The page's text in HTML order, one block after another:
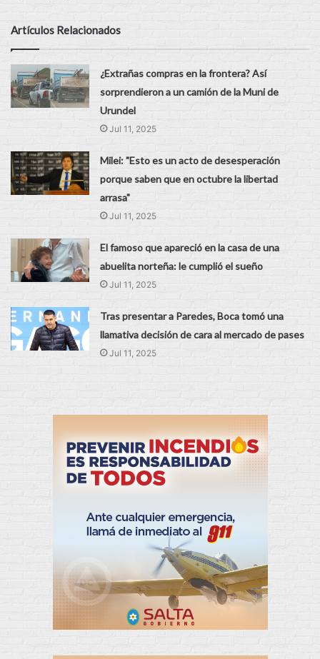
Artículos Relacionados
¿Extrañas compras en la frontera? Así
sorprendieron a un camión de la Muni de
Urundel
Jul 11, 2025
Milei: "Esto es un acto de desesperación
porque saben que en octubre la libertad
arrasa"
Jul 11, 2025
El famoso que apareció en la casa de una
abuelita norteña: le cumplió el sueño
Jul 11, 2025
Tras presentar a Paredes, Boca tomó una
llamativa decisión de cara al mercado de pases
Jul 11, 2025